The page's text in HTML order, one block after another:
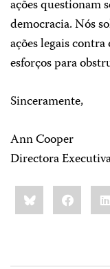
ações questionam
democracia. Nós
ações legais
esforços para
Sinceramente,
Ann Cooper
Directora
Share
this:BlueskyFacebook